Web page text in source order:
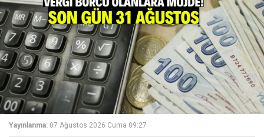
Yayınlanma: 07 Ağustos 2026 Cuma 09:27